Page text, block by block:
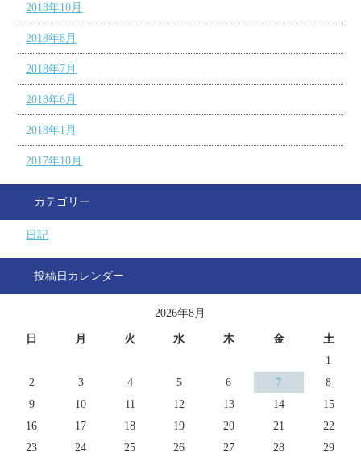
2018年10月
2018年8月
2018年7月
2018年6月
2018年1月
2017年10月
カテゴリー
日記
投稿日カレンダー
2026年8月
日 月 火 水 木 金
土
1
2
3 4 5 6 7
8
9
10 11 12 13 14
15
16
17 18 19 20 21
22
23
24 25 26 27 28
29